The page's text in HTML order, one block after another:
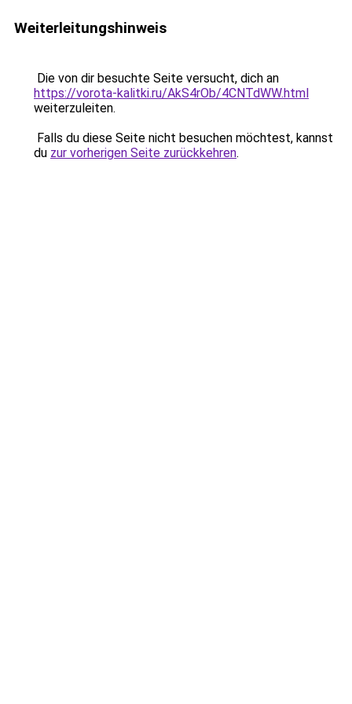
Weiterleitungshinweis
Die von dir besuchte Seite versucht, dich an
https://vorota-kalitki.ru/AkS4rOb/4CNTdWW.html
weiterzuleiten.
Falls du diese Seite nicht besuchen möchtest, kannst
du zur vorherigen Seite zurückkehren.